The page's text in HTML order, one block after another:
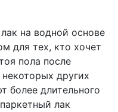
на водной основе
для тех, кто хочет
пола после
других
более длительного
лак